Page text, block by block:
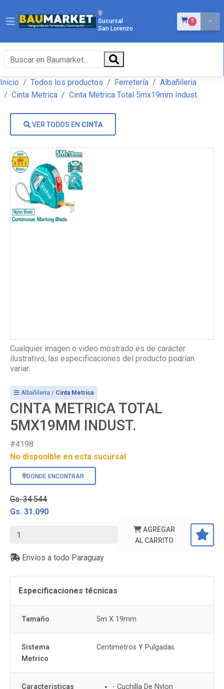
Sucursal
San Lorenzo
0ÍTEMS EN EL
Inicio Todos los productos Ferretería
Albañileria
Cinta Metrica
Cinta Metrica Total 5mx19mm Indust.
VER TODOS EN CINTA
Cualquier imagen o video mostrado es de carácter
ilustrativo, las especificaciones del producto podrían
variar.
Albañileria / Cinta Metrica
CINTA METRICA TOTAL
5MX19MM INDUST.
#4198
No disponible en esta sucursal
DONDE ENCONTRAR
Gs. 34.544
Gs. 31.090
AGREGAR
AL CARRITO
Envíos a todo Paraguay
Especificaciones técnicas
Tamaño 5m X 19mm
Sistema
Metrico
Centimetros Y Pulgadas
Caracteristicas
- Cuchilla De Nylon